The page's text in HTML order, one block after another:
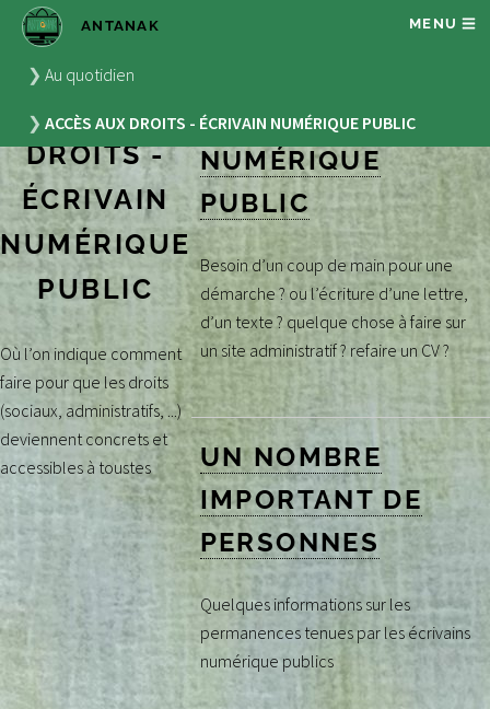
ANTANAK
Au quotidien
ACCÈS AUX DROITS - ÉCRIVAIN NUMÉRIQUE PUBLIC
MENU
ACCÈS AUX
DROITS -
ÉCRIVAIN
NUMÉRIQUE
PUBLIC
Où l’on indique comment
faire pour que les droits
(sociaux, administratifs, ...)
deviennent concrets et
accessibles à toustes
D’ÉCRIVAIN
NUMÉRIQUE
PUBLIC
Besoin d’un coup de main pour une
démarche ? ou l’écriture d’une lettre,
d’un texte ? quelque chose à faire sur
un site administratif ? refaire un CV ?
UN NOMBRE
IMPORTANT DE
PERSONNES
Quelques informations sur les
permanences tenues par les écrivains
numérique publics